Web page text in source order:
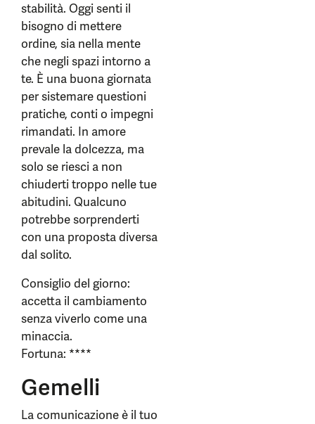
stabilità. Oggi senti il
bisogno di mettere
ordine, sia nella mente
che negli spazi intorno a
te. È una buona giornata
per sistemare questioni
pratiche, conti o impegni
rimandati. In amore
prevale la dolcezza, ma
solo se riesci a non
chiuderti troppo nelle tue
abitudini. Qualcuno
potrebbe sorprenderti
con una proposta diversa
dal solito.
Consiglio del giorno:
accetta il cambiamento
senza viverlo come una
minaccia.
Fortuna: ****
Gemelli
La comunicazione è il tuo